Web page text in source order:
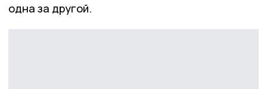
одна за другой.